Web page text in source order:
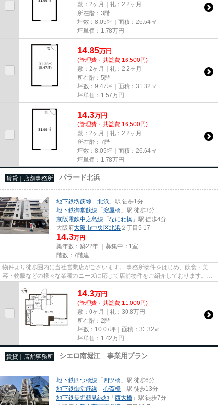
敷：2ヶ月｜礼：2.2ヶ月
所在階：3階
坪数：8.05坪｜面積：26.64㎡
坪単価： 1.78万円
14.85万円
(管理費・共益費 16,500円)
敷：2ヶ月｜礼：2.2ヶ月
所在階：5階
坪数：9.47坪｜面積：31.32㎡
坪単価： 1.57万円
14.3万円
(管理費・共益費 16,500円)
敷：2ヶ月｜礼：2.2ヶ月
所在階：7階
坪数：8.05坪｜面積：26.64㎡
坪単価： 1.78万円
賃貸｜店舗事務所 パラード北浜
地下鉄堺筋線 「北浜 」駅 徒歩1分
地下鉄御堂筋線 「淀屋橋 」駅 徒歩3分
京阪電鉄中之島線 「なにわ橋 」駅 徒歩4分
大阪府大阪市中央区北浜 ２丁目5-17
14.3万円
築年数：築22年 ｜募集中： 1室
階数：7階建
物件より徒歩圏内に当社営業店がございます。 事務所物件をはじめ、飲食・美
容・物販などの様々な業種のニーズに応じて店舗物件をご紹介しております。
尚、弊社ではおとり広告は一切...
14.3万円
(管理費・共益費 11,000円)
敷：0ヶ月｜礼：30.8万円
所在階：2階
坪数：10.07坪｜面積：33.32㎡
坪単価： 1.42万円
賃貸｜店舗事務所 シエロ南堀江 事業用プラン
地下鉄四つ橋線 「四ツ橋 」駅 徒歩6分
地下鉄御堂筋線 「心斎橋 」駅 徒歩13分
地下鉄長堀鶴見緑地 「西大橋 」駅 徒歩7分